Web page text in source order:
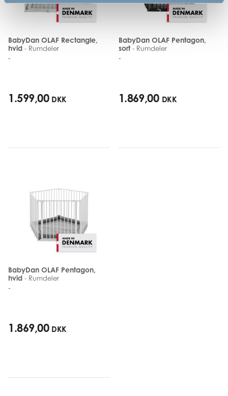
BabyDan OLAF Rectangle,
hvid- Rumdeler
-
1.599,00 DKK
BabyDan OLAF Pentagon,
sort - Rumdeler
-
1.869,00 DKK
BabyDan OLAF Pentagon,
hvid- Rumdeler
-
1.869,00 DKK